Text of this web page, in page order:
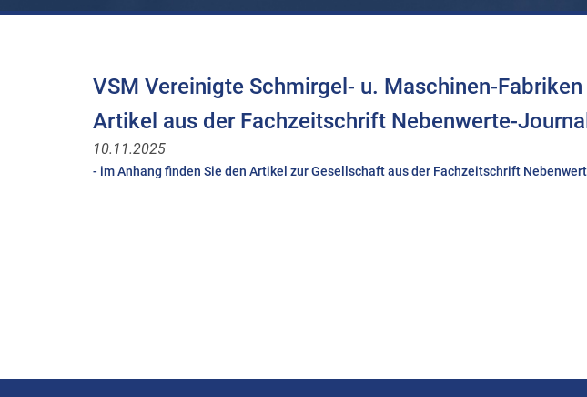
VSM Vereinigte Schmirgel- u. Maschinen-
Artikel aus der Fachzeitschrift Nebenwerte-Journal
10.11.2025
- im Anhang finden Sie den Artikel zur Gesellschaft aus der Fachzeitschrift